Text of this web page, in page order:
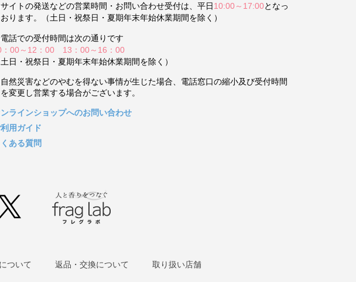
イトの発送などの営業時間・お問い合わせ受付は、平日10:00～17:00となっ
ります。（土日・祝祭日・夏期年末年始休業期間を除く）
話での受付時間は次の通りです
：00～12：00 13：00～16：00
土日・祝祭日・夏期年末年始休業期間を除く）
然災害などのやむを得ない事情が生じた場合、電話窓口の縮小及び受付時間
を変更し営業する場合がございます。
ラインショップへのお問い合わせ
用ガイド
ある質問
ついて 返品・交換について 取り扱い店舗